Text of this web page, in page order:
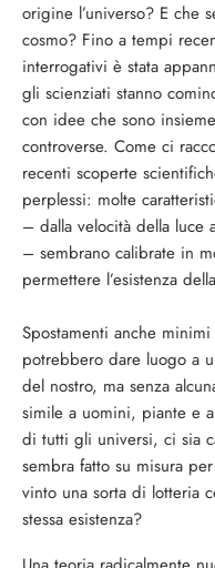
origine l’universo? E che
cosmo? Fino a tempi
interrogativi è stata
gli scienziati stanno
con idee che sono
controverse. Come ci
recenti scoperte
perplessi: molte
– dalla velocità della luce
– sembrano calibrate in
permettere l’esistenza
Spostamenti anche
potrebbero dare luogo a
del nostro, ma senza
simile a uomini, piante e
di tutti gli universi, ci sia
sembra fatto su misura
vinto una sorta di lotteria
stessa esistenza?